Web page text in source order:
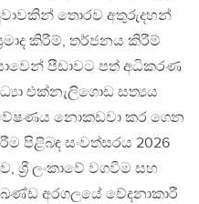
තොරව අතුරුදහන්
කිරීම්, තර්ජනය කිරීම්
පීඩාවට පත් අධිකරණ
එක්නැලිගොඩ සත්‍යය
නොකඩවා කර ගෙන
පිළිබඳ සංවත්සරය 2026
ශ්‍රී ලංකාවේ වගවීම සහ
අරගලයේ වේදනාකාරී